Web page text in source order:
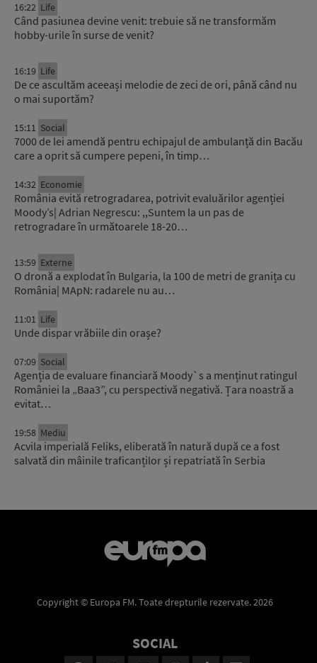
16:22 Life
Când pasiunea devine venit: trebuie să ne transformăm
hobby-urile în surse de venit?
16:19 Life
De ce ascultăm aceeași melodie de zeci de ori, până când nu
o mai suportăm?
15:11 Social
7000 de lei amendă pentru echipajul de ambulanță din Bacău
care a oprit să cumpere pepeni, în timp…
14:32 Economie
România evită retrogradarea, potrivit evaluărilor agenției
Moody’s| Adrian Negrescu: ,,Suntem la un pas de
retrogradare în următoarele 18-20…
13:59 Externe
O dronă a explodat în Bulgaria, la 100 de metri de granița cu
România| MApN: radarele nu au…
11:01 Life
Unde dispar vrăbiile din orașe?
07:09 Social
Agenția de evaluare financiară Moody`s a menținut ratingul
României la „Baa3”, cu perspectivă negativă. Țara noastră a
evitat…
19:58 Mediu
Acvila imperială Feliks, eliberată în natură după ce a fost
salvată din mâinile traficanților și repatriată în Serbia
Copyright © Europa FM. Toate drepturile rezervate. 2026
SOCIAL